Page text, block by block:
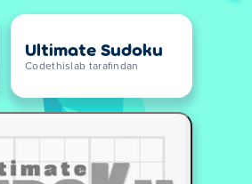
Ultimate Sudoku
Codethislab tarafından